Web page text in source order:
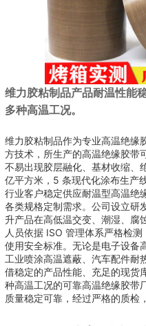
维力胶粘制品产品耐温性能
多种高温工况。
维力胶粘制品作为专业高温绝缘
方技术，所生产的高温绝缘胶带
不易出现胶层融化、基材收缩、
亿平方米，5 条现代化涂布生产
行业客户稳定供应耐温型高温绝
各类规格定制需求。公司设立研
升产品在高低温交变、潮湿、腐
人员依据 ISO 管理体系严格检
使用安全标准。无论是电子设备
工业喷涂高温遮蔽、汽车配件耐
借稳定的产品性能、充足的现货
种高温工况的可靠高温绝缘胶带
质量稳定可靠，经过严格的质检